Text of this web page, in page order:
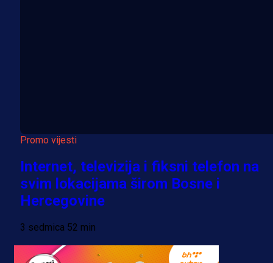
Promo vijesti
Internet, televizija i fiksni telefon na
svim lokacijama širom Bosne i
Hercegovine
3 sedmica 52 min